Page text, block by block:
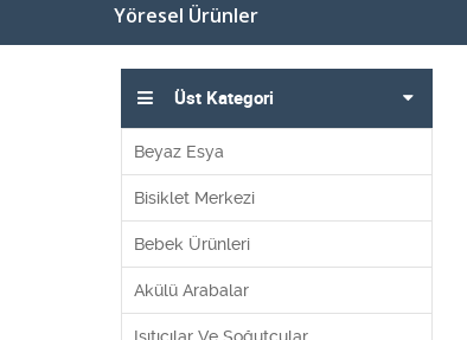
Yöresel Ürünler
Üst Kategori
Beyaz Esya
Bisiklet Merkezi
Bebek Ürünleri
Akülü Arabalar